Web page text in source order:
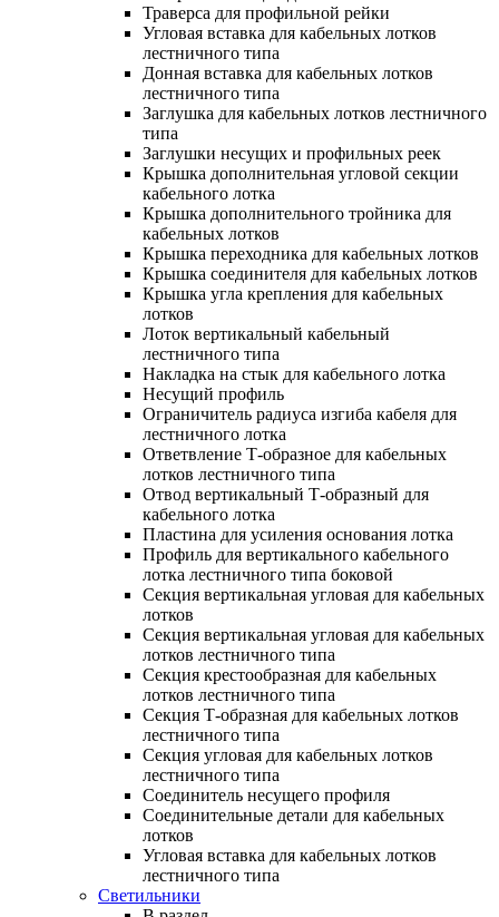
Траверса для профильной рейки
Угловая вставка для кабельных лотков
лестничного типа
Донная вставка для кабельных лотков
лестничного типа
Заглушка для кабельных лотков лестничного
типа
Заглушки несущих и профильных реек
Крышка дополнительная угловой секции
кабельного лотка
Крышка дополнительного тройника для
кабельных лотков
Крышка переходника для кабельных лотков
Крышка соединителя для кабельных лотков
Крышка угла крепления для кабельных
лотков
Лоток вертикальный кабельный
лестничного типа
Накладка на стык для кабельного лотка
Несущий профиль
Ограничитель радиуса изгиба кабеля для
лестничного лотка
Ответвление Т-образное для кабельных
лотков лестничного типа
Отвод вертикальный Т-образный для
кабельного лотка
Пластина для усиления основания лотка
Профиль для вертикального кабельного
лотка лестничного типа боковой
Секция вертикальная угловая для кабельных
лотков
Секция вертикальная угловая для кабельных
лотков лестничного типа
Секция крестообразная для кабельных
лотков лестничного типа
Секция Т-образная для кабельных лотков
лестничного типа
Секция угловая для кабельных лотков
лестничного типа
Соединитель несущего профиля
Соединительные детали для кабельных
лотков
Угловая вставка для кабельных лотков
лестничного типа
Светильники